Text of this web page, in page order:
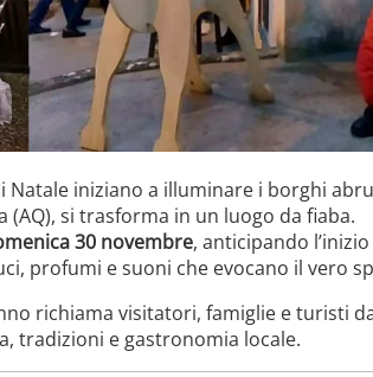
Natale iniziano a illuminare i borghi
si trasforma in un luogo da fiaba.
30 novembre, anticipando
profumi e suoni che evocano il vero
richiama visitatori, famiglie e turisti
tradizioni e gastronomia locale.